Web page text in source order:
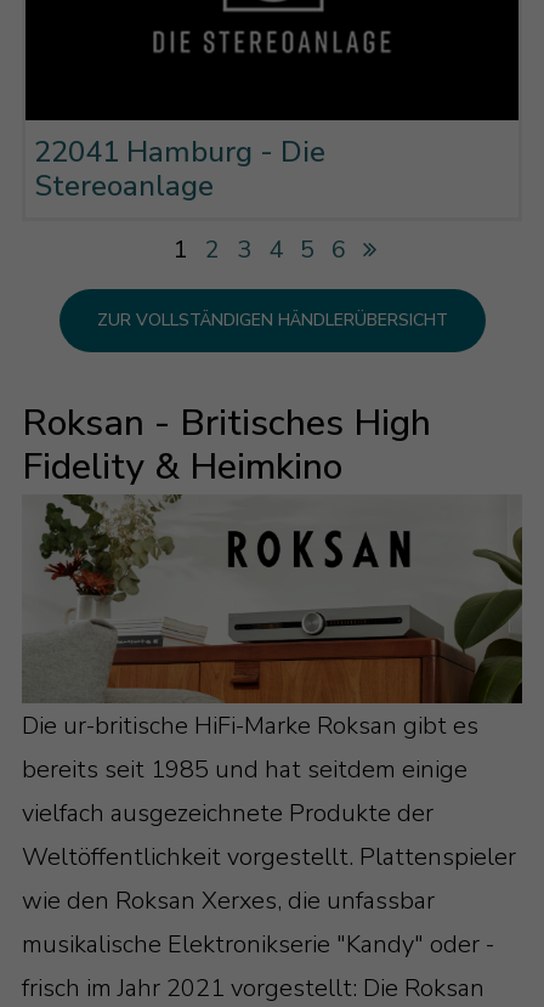
22041 Hamburg - Die
Stereoanlage
1 2 3 4 5 6
ZUR VOLLSTÄNDIGEN HÄNDLERÜBERSICHT
Roksan - Britisches High
Fidelity & Heimkino
Die ur-britische HiFi-Marke Roksan gibt es
bereits seit 1985 und hat seitdem einige
vielfach ausgezeichnete Produkte der
Weltöffentlichkeit vorgestellt. Plattenspieler
wie den Roksan Xerxes, die unfassbar
musikalische Elektronikserie "Kandy" oder -
frisch im Jahr 2021 vorgestellt: Die Roksan